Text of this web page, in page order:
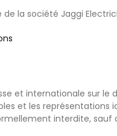
la société Jaggi
et internationale sur
et les
interdite,